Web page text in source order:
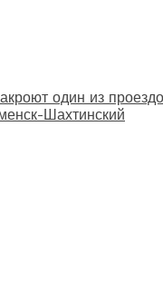
один из
Шахтинский